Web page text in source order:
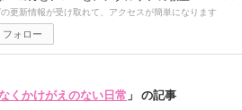
更新情報が受け取れて、アクセスが簡単になります
フォロー
くかけがえのない日常 」 の記事